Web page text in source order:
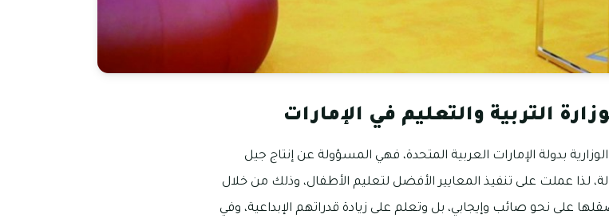
التربية والتعليم في الإمارات
بدولة الإمارات العربية المتحدة، فهي المسؤولة عن إنتاج جيل
لذا عملت على تنفيذ المعايير الأفضل لتعليم الأطفال، وذلك من خلال
على نحو صائب وإيجابي، بل وتعلم على زيادة قدراتهم الإبداعية، وفي